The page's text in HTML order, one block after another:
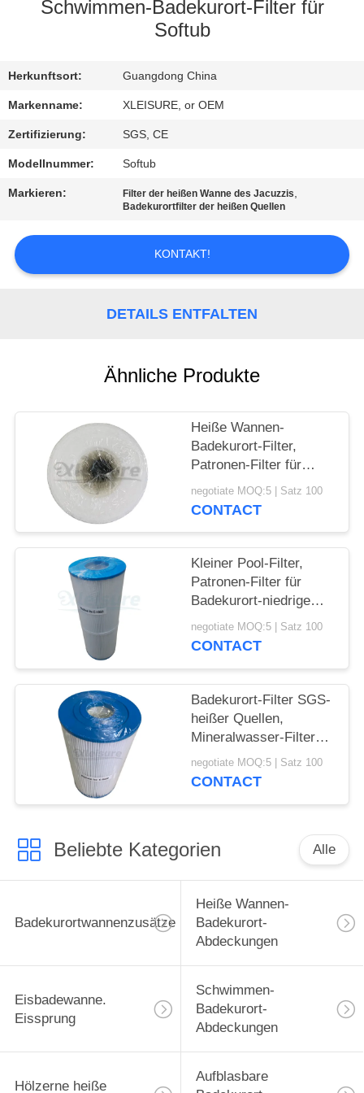
CONTROL
US
REQUEST
A
QUOTE
SITEMAP
Schwimmen-Badekurort-Filter für
Softub
Herkunftsort: Guangdong China
Markenname: XLEISURE, or OEM
Zertifizierung: SGS, CE
Modellnummer: Softub
Markieren: Filter der heißen Wanne des Jacuzzis,
Badekurortfilter der heißen Quellen
KONTAKT!
DETAILS ENTFALTEN
Ähnliche Produkte
Heiße Wannen-
Badekurort-Filter,
Patronen-Filter für
Badekurort-niedrige
Wartung Filbur FC-
negotiate MOQ:5 | Satz 100
CONTACT
Kleiner Pool-Filter,
Patronen-Filter für
Badekurort-niedrige
Wartung
negotiate MOQ:5 | Satz 100
CONTACT
Badekurort-Filter SGS-
heißer Quellen,
Mineralwasser-Filter
Unicel C-6430
negotiate MOQ:5 | Satz 100
CONTACT
Beliebte Kategorien Alle
Badekurortwannenzusätze
Heiße Wannen-
Badekurort-
Abdeckungen
Eisbadewanne.
Eissprung
Schwimmen-
Badekurort-
Abdeckungen
Hölzerne heiße
Aufblasbare